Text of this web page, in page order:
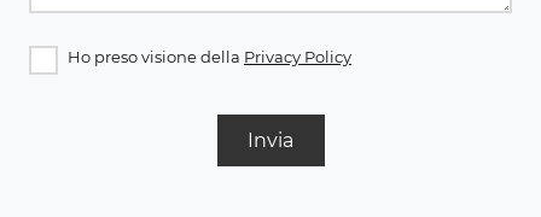
Ho preso visione della Privacy Policy
Invia